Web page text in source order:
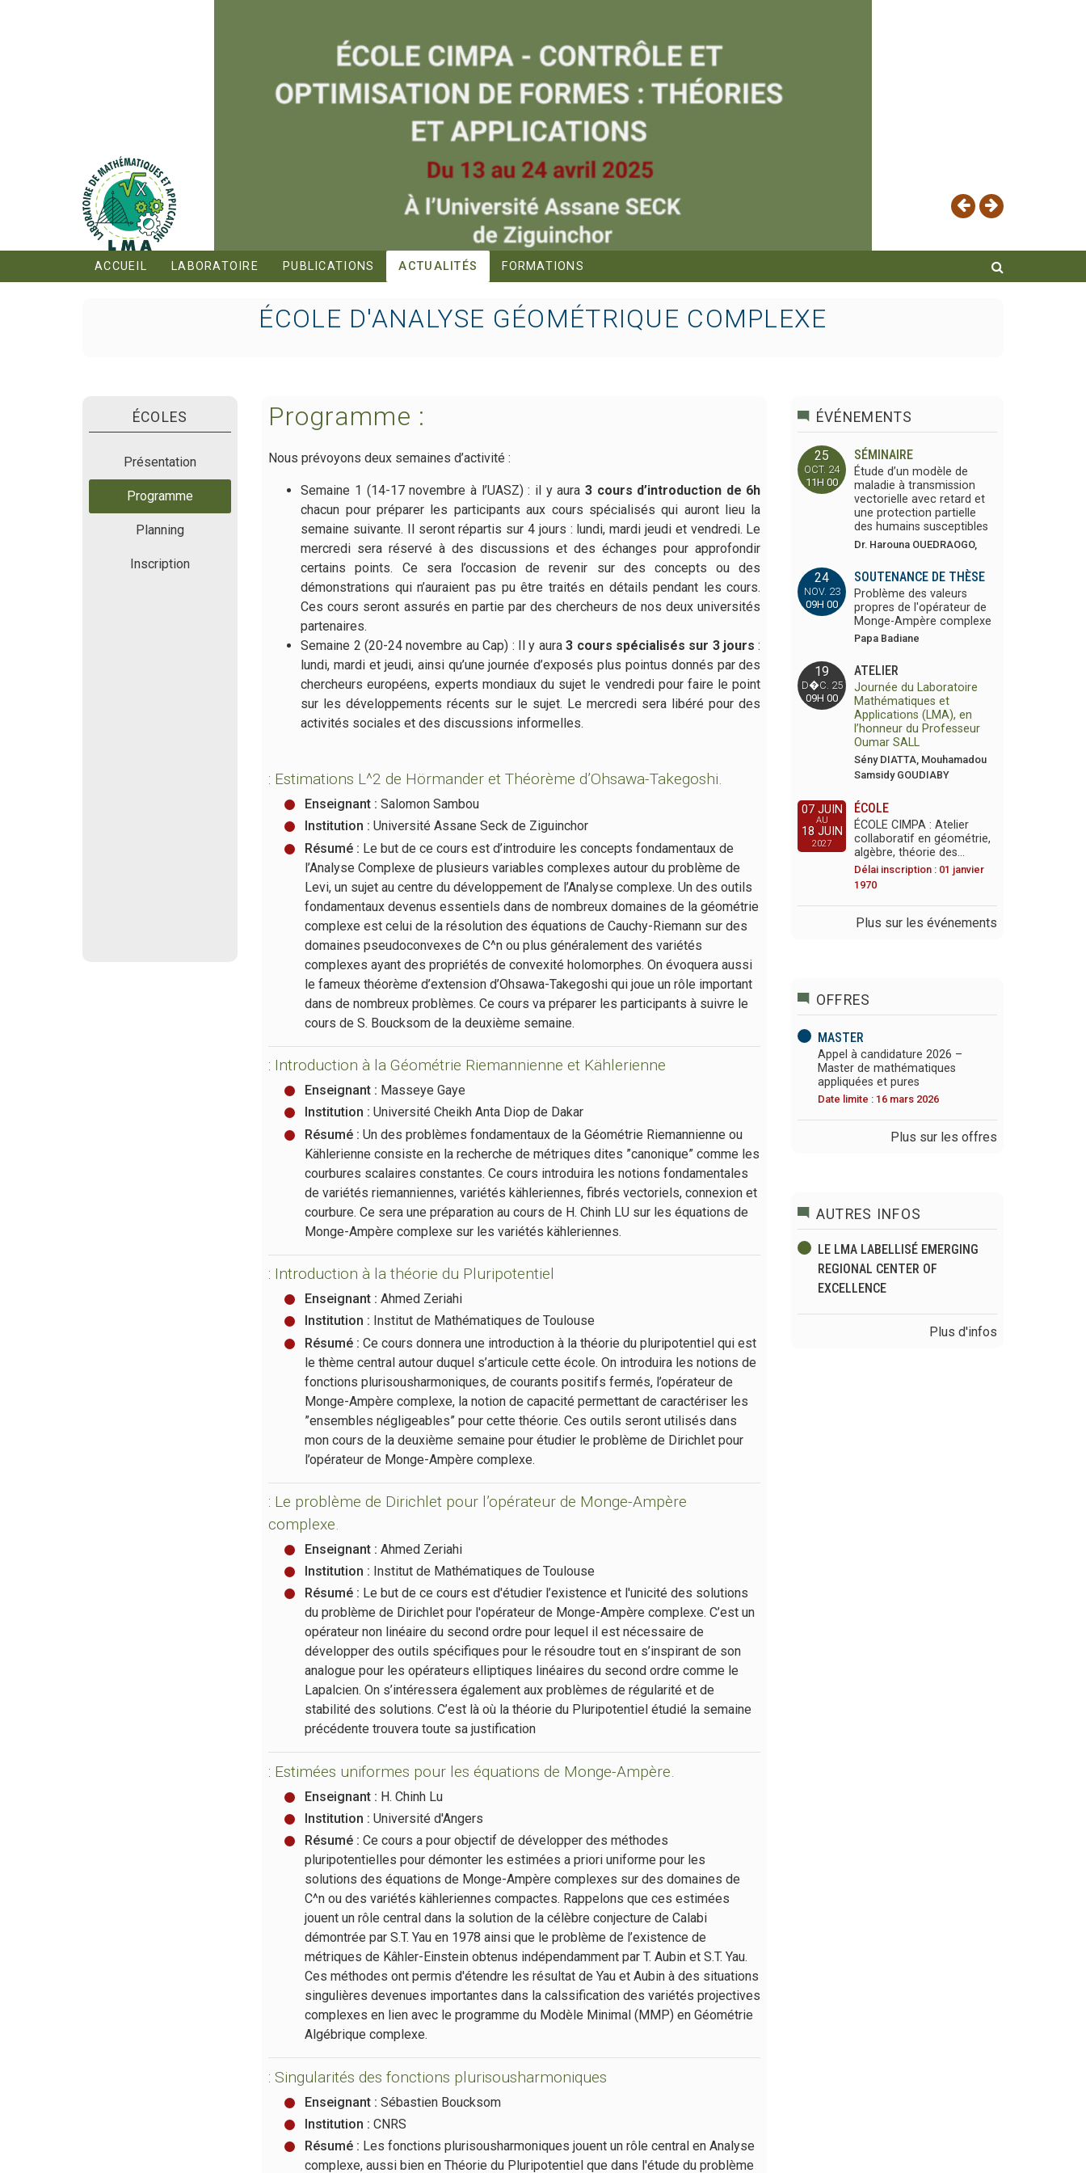
ACCUEIL LABORATOIRE PUBLICATIONS ACTUALITÉS FORMATIONS
ÉCOLE D'ANALYSE GÉOMÉTRIQUE COMPLEXE
ÉCOLES
Présentation
Programme
Planning
Inscription
Programme :
Nous prévoyons deux semaines d’activité :
Semaine 1 (14-17 novembre à l’UASZ) : il y aura 3 cours d’introduction de 6h
chacun pour préparer les participants aux cours spécialisés qui auront lieu la
semaine suivante. Il seront répartis sur 4 jours : lundi, mardi jeudi et vendredi. Le
mercredi sera réservé à des discussions et des échanges pour approfondir
certains points. Ce sera l’occasion de revenir sur des concepts ou des
démonstrations qui n’auraient pas pu être traités en détails pendant les cours.
Ces cours seront assurés en partie par des chercheurs de nos deux universités
partenaires.
Semaine 2 (20-24 novembre au Cap) : Il y aura3 cours spécialisés sur 3 jours :
lundi, mardi et jeudi, ainsi qu’une journée d’exposés plus pointus donnés par des
chercheurs européens, experts mondiaux du sujet le vendredi pour faire le point
sur les développements récents sur le sujet. Le mercredi sera libéré pour des
activités sociales et des discussions informelles.
: Estimations L^2 de Hörmander et Théorème d’Ohsawa-Takegoshi.
Enseignant :Salomon Sambou
Institution :Université Assane Seck de Ziguinchor
Résumé : Le but de ce cours est d’introduire les concepts fondamentaux de
l’Analyse Complexe de plusieurs variables complexes autour du problème de
Levi, un sujet au centre du développement de l’Analyse complexe. Un des outils
fondamentaux devenus essentiels dans de nombreux domaines de la géométrie
complexe est celui de la résolution des équations de Cauchy-Riemann sur des
domaines pseudoconvexes de C^n ou plus généralement des variétés
complexes ayant des propriétés de convexité holomorphes. On évoquera aussi
le fameux théorème d’extension d’Ohsawa-Takegoshi qui joue un rôle important
dans de nombreux problèmes. Ce cours va préparer les participants à suivre le
cours de S. Boucksom de la deuxième semaine.
: Introduction à la Géométrie Riemannienne et Kählerienne
Enseignant : Masseye Gaye
Institution :Université Cheikh Anta Diop de Dakar
Résumé : Un des problèmes fondamentaux de la Géométrie Riemannienne ou
Kählerienne consiste en la recherche de métriques dites ”canonique” comme les
courbures scalaires constantes. Ce cours introduira les notions fondamentales
de variétés riemanniennes, variétés kähleriennes, fibrés vectoriels, connexion et
courbure. Ce sera une préparation au cours de H. Chinh LU sur les équations de
Monge-Ampère complexe sur les variétés kähleriennes.
: Introduction à la théorie du Pluripotentiel
Enseignant :Ahmed Zeriahi
Institution : Institut de Mathématiques de Toulouse
Résumé : Ce cours donnera une introduction à la théorie du pluripotentiel qui est
le thème central autour duquel s’articule cette école. On introduira les notions de
fonctions plurisousharmoniques, de courants positifs fermés, l’opérateur de
Monge-Ampère complexe, la notion de capacité permettant de caractériser les
”ensembles négligeables” pour cette théorie. Ces outils seront utilisés dans
mon cours de la deuxième semaine pour étudier le problème de Dirichlet pour
l’opérateur de Monge-Ampère complexe.
: Le problème de Dirichlet pour l’opérateur de Monge-Ampère
complexe.
Enseignant :Ahmed Zeriahi
Institution : Institut de Mathématiques de Toulouse
Résumé : Le but de ce cours est d'étudier l’existence et l'unicité des solutions
du problème de Dirichlet pour l'opérateur de Monge-Ampère complexe. C’est un
opérateur non linéaire du second ordre pour lequel il est nécessaire de
développer des outils spécifiques pour le résoudre tout en s’inspirant de son
analogue pour les opérateurs elliptiques linéaires du second ordre comme le
Lapalcien. On s’intéressera également aux problèmes de régularité et de
stabilité des solutions. C’est là où la théorie du Pluripotentiel étudié la semaine
précédente trouvera toute sa justification
: Estimées uniformes pour les équations de Monge-Ampère.
Enseignant : H. Chinh Lu
Institution :Université d'Angers
Résumé : Ce cours a pour objectif de développer des méthodes
pluripotentielles pour démonter les estimées a priori uniforme pour les
solutions des équations de Monge-Ampère complexes sur des domaines de
C^n ou des variétés kähleriennes compactes. Rappelons que ces estimées
jouent un rôle central dans la solution de la célèbre conjecture de Calabi
démontrée par S.T. Yau en 1978 ainsi que le problème de l’existence de
métriques de Kâhler-Einstein obtenus indépendamment par T. Aubin et S.T. Yau.
Ces méthodes ont permis d'étendre les résultat de Yau et Aubin à des situations
singulières devenues importantes dans la calssification des variétés projectives
complexes en lien avec le programme du Modèle Minimal (MMP) en Géométrie
Algébrique complexe.
: Singularités des fonctions plurisousharmoniques
Enseignant :Sébastien Boucksom
Institution :CNRS
Résumé : Les fonctions plurisousharmoniques jouent un rôle central en Analyse
complexe, aussi bien en Théorie du Pluripotentiel que dans l'étude du problème
ÉVÉNEMENTS
25
OCT. 24
11H 00
SÉMINAIRE
Étude d’un modèle de
maladie à transmission
vectorielle avec retard et
une protection partielle
des humains susceptibles
Dr. Harouna OUEDRAOGO,
24
NOV. 23
09H 00
SOUTENANCE DE THÈSE
Problème des valeurs
propres de l'opérateur de
Monge-Ampère complexe
Papa Badiane
19
D�C. 25
09H 00
ATELIER
Journée du Laboratoire
Mathématiques et
Applications (LMA), en
l’honneur du Professeur
Oumar SALL
Sény DIATTA, Mouhamadou
Samsidy GOUDIABY
07 JUIN
AU
18 JUIN
2027
ÉCOLE
ÉCOLE CIMPA : Atelier
collaboratif en géométrie,
algèbre, théorie des…
Délai inscription : 01 janvier
1970
Plus sur les événements
OFFRES
MASTER
Appel à candidature 2026 –
Master de mathématiques
appliquées et pures
Date limite : 16 mars 2026
Plus sur les offres
AUTRES INFOS
LE LMA LABELLISÉ EMERGING
REGIONAL CENTER OF
EXCELLENCE
Plus d'infos